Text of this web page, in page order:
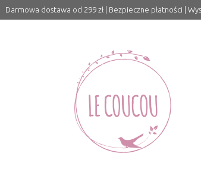
Darmowa dostawa od 299 zł | Bezpieczne płatności |